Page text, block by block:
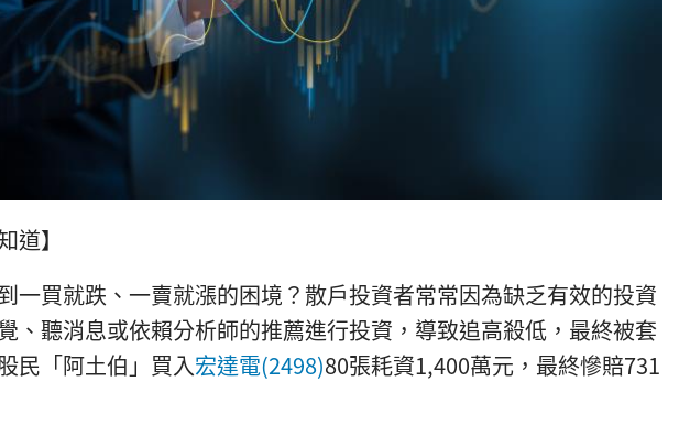
道】
一買就跌、一賣就漲的困境？散戶投資者常常因為缺乏有效的投資
、聽消息或依賴分析師的推薦進行投資，導致追高殺低，最終被套
民「阿土伯」買入宏達電(2498)80張耗資1,400萬元，最終慘賠731